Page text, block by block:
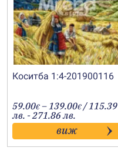
Коситба 1:4-201900116
59.00€ –139.00€Price
range:
59.00€
through
139.00€
/ 115.39
лв. - 271.86 лв.
виж